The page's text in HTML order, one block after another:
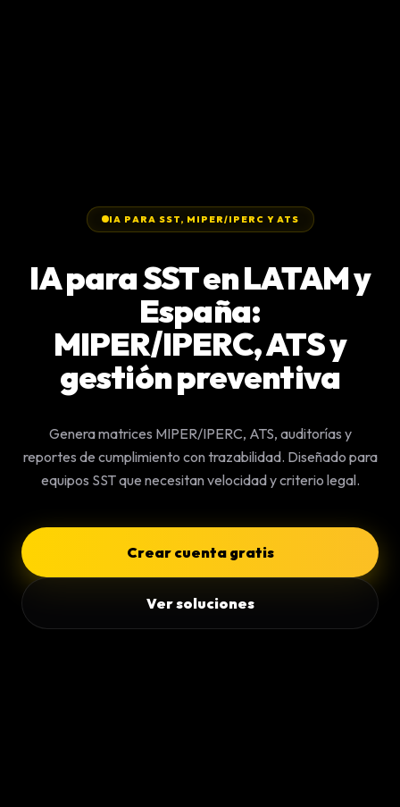
IA PARA SST, MIPER/IPERC Y ATS
IA para SST en LATAM y
España:
MIPER/IPERC, ATS y
gestión preventiva
Genera matrices MIPER/IPERC, ATS, auditorías y
reportes de cumplimiento con trazabilidad. Diseñado para
equipos SST que necesitan velocidad y criterio legal.
Crear cuenta gratis
Ver soluciones